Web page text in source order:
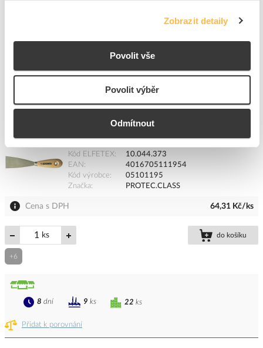
Zobrazit detaily
Povolit vše
Povolit výběr
Odmítnout
do košíku
Přidat k porovnání
PROTEC Stěrka PMES50 šířka 50mm
Kód ELFETEX
10.044.373
EAN
4016705111954
Kód výrobce
05101195
Značka
PROTEC.CLASS
Cena s DPH 64,31 Kč/ks
ks do košíku
+6
Přidat k porovnání
22 ks
8 dní 9 ks